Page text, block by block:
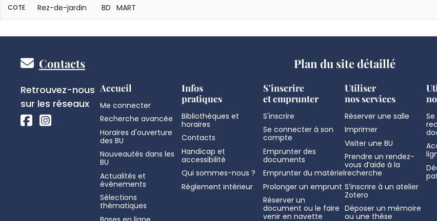
COTE Rez-de-jardin BD MART
Pied
de
page
Contacts
Réseaux
sociaux
Retrouvez-nous
sur les réseaux
Plan du site détaillé
Accueil
Me connecter
Recherche avancée
Horaires d'ouverture
des BU
Nouveautés dans les
BU
Actualités et
évènements
Sélections
thématiques
Infos
pratiques
Bibliothèques et
horaires
Contacts
Handicap et
accessibilité
Qui sommes-nous ?
Règlement intérieur
S'inscrire
et emprunter
S'inscrire
Se connecter à son
compte
Emprunter des
documents
Emprunter du matériel
Prolonger un emprunt
Réserver un
document ou le faire
venir en navette
Utiliser
nos services
Réserver une salle
Imprimer
Visiter une BU
Prendre un rendez-
vous d’aide à la
recherche
S’inscrire à un atelier
Zotero
Déposer un mémoire
ou une thèse